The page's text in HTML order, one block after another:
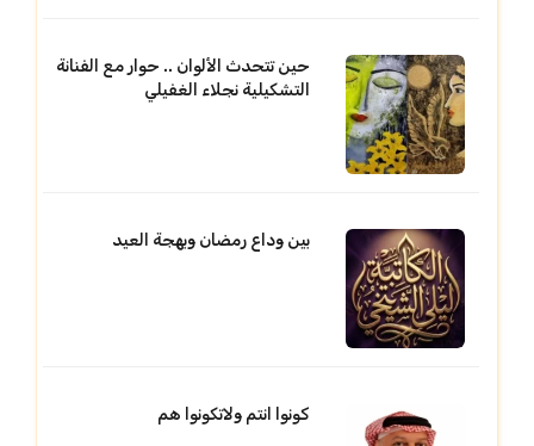
حين تتحدث الألوان .. حوار مع الفنانة
التشكيلية نجلاء الغفيلي
بين وداع رمضان وبهجة العيد
كونوا انتم ولاتكونوا هم